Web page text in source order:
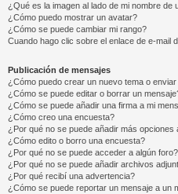
¿Qué es la imagen al lado de mi nombre de
¿Cómo puedo mostrar un avatar?
¿Cómo se puede cambiar mi rango?
Cuando hago clic sobre el enlace de e-mail
Publicación de mensajes
¿Cómo puedo crear un nuevo tema o
¿Cómo se puede editar o borrar un
¿Cómo se puede añadir una firma a mi
¿Cómo creo una encuesta?
¿Por qué no se puede añadir más opciones
¿Cómo edito o borro una encuesta?
¿Por qué no se puede acceder a algún foro?
¿Por qué no se puede añadir archivos
¿Por qué recibí una advertencia?
¿Cómo se puede reportar un mensaje a un